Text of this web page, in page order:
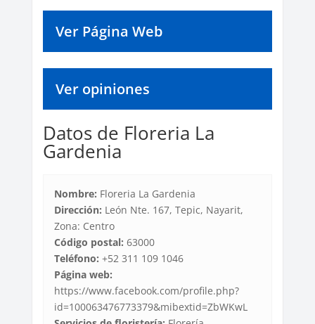
Ver Página Web
Ver opiniones
Datos de Floreria La
Gardenia
Nombre: Floreria La Gardenia
Dirección: León Nte. 167, Tepic, Nayarit,
Zona: Centro
Código postal: 63000
Teléfono: +52 311 109 1046
Página web:
https://www.facebook.com/profile.php?
id=100063476773379&mibextid=ZbWKwL